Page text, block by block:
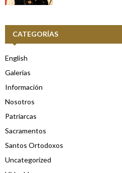
CATEGORÍAS
English
Galerias
Información
Nosotros
Patriarcas
Sacramentos
Santos Ortodoxos
Uncategorized